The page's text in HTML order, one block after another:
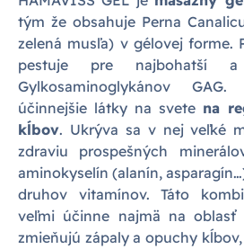
tým že obsahuje Perna
zelená musľa) v gélovej forme.
pestuje pre najbohatší
Gylkosaminoglykánov
účinnejšie látky na svete na
kĺbov. Ukrýva sa v nej veľké
zdraviu prospešných
aminokyselín (alanín,
druhov vitamínov. Táto
veľmi účinne najmä na oblasť
zmieňujú zápaly a opuchy